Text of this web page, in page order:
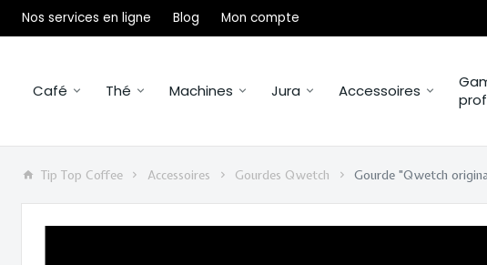
Nos services en ligne Blog Mon compte
Café Thé Machines Jura Accessoires
Tip Top Coffee Accessoires Gourdes Qwetch Gourde "Qwetch